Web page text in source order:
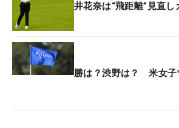
ある」と前を向く。「切り替えて
しかない。QTを通れなければ、レ
戦うのも無理だと思って」。2000
チナ世代。24歳がこの試練を乗り
井花奈は“飛距離”見直
勝は？渋野は？ 米女子